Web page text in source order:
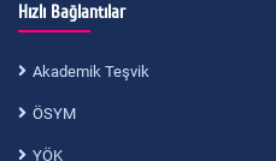
Hızlı Bağlantılar
Akademik Teşvik
ÖSYM
YÖK